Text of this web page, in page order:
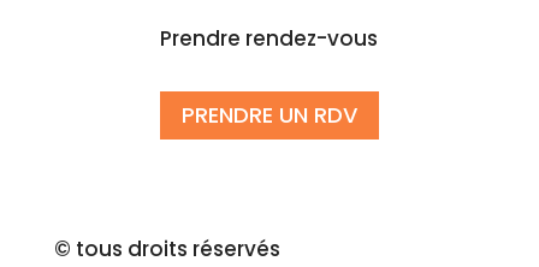
Prendre rendez-vous
PRENDRE UN RDV
© tous droits réservés